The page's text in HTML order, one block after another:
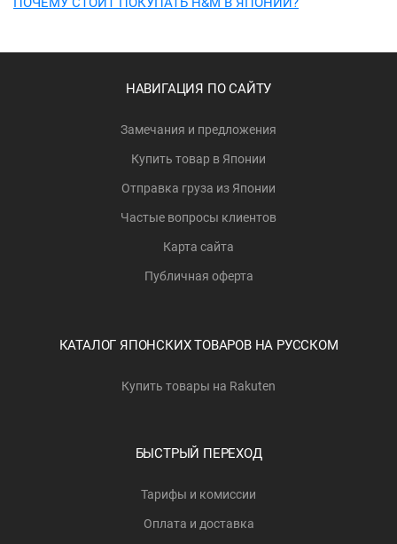
НАВИГАЦИЯ ПО САЙТУ
Замечания и предложения
Купить товар в Японии
Отправка груза из Японии
Частые вопросы клиентов
Карта сайта
Публичная оферта
КАТАЛОГ ЯПОНСКИХ ТОВАРОВ НА РУССКОМ
Купить товары на Rakuten
БЫСТРЫЙ ПЕРЕХОД
Тарифы и комиссии
Оплата и доставка